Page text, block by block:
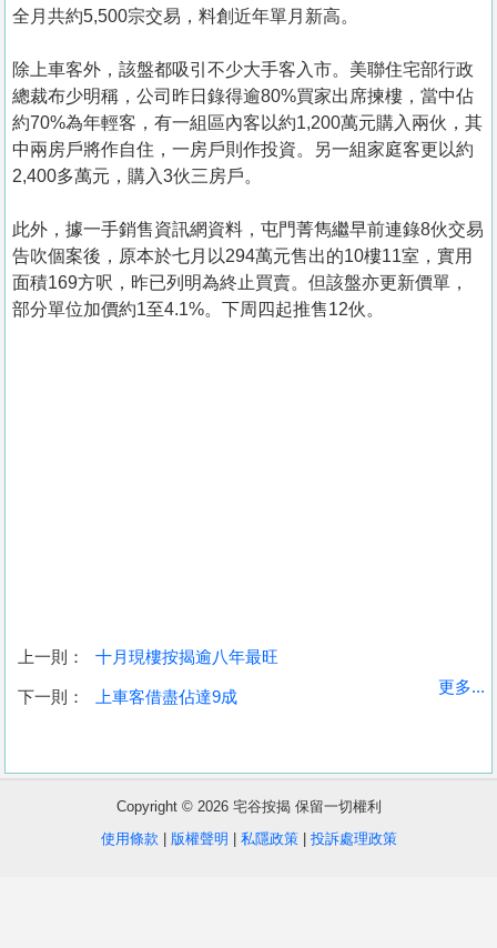
收
盤
全月共約5,500宗交易，料創近年單月新高。
除上車客外，該盤都吸引不少大手客入市。美聯住宅部行政
總裁布少明稱，公司昨日錄得逾80%買家出席揀樓，當中佔
約70%為年輕客，有一組區內客以約1,200萬元購入兩伙，其
中兩房戶將作自住，一房戶則作投資。另一組家庭客更以約
2,400多萬元，購入3伙三房戶。
此外，據一手銷售資訊網資料，屯門菁雋繼早前連錄8伙交易
告吹個案後，原本於七月以294萬元售出的10樓11室，實用
面積169方呎，昨已列明為終止買賣。但該盤亦更新價單，
部分單位加價約1至4.1%。下周四起推售12伙。
上一則： 十月現樓按揭逾八年最旺
下一則： 上車客借盡佔達9成
更多...
Copyright © 2026 宅谷按揭 保留一切權利
使用條款
版權聲明 私隱政策| 投訴處理政策